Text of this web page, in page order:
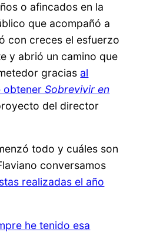
o afincados en la
que acompañó a
con creces el esfuerzo
y abrió un camino que
gracias al
obtenerSobrevivir en
del director
todo y cuáles son
conversamos
realizadas el año
he tenido esa